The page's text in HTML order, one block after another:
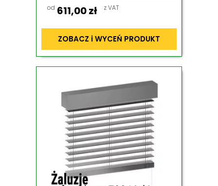
od 611,00zł z VAT
ZOBACZ i WYCEŃ PRODUKT